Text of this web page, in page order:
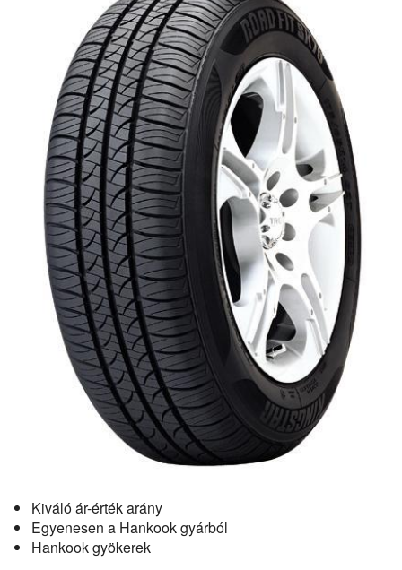
Kiváló ár-érték arány
Egyenesen a Hankook gyárból
Hankook gyökerek